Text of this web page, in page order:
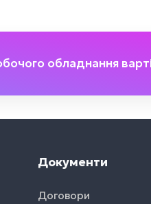
обладнання
Документи
Договори